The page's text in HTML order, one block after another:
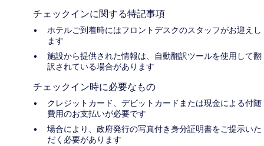
チェックインに関する特記事項
ホテルご到着時にはフロントデスクのスタッフがお迎えし
ます
施設から提供された情報は、自動翻訳ツールを使用して翻
訳されている場合があります
チェックイン時に必要なもの
クレジットカード、デビットカードまたは現金による付随
費用のお支払いが必要です
場合により、政府発行の写真付き身分証明書をご提示いた
だく必要があります